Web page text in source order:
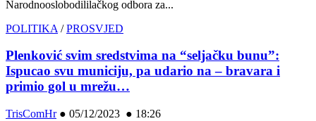
Narodnooslobodililačkog odbora za...
POLITIKA /PROSVJED
Plenković svim sredstvima na “seljačku bunu”:
Ispucao svu municiju, pa udario na – bravara i
primio gol u mrežu…
TrisComHr● 05/12/2023 ● 18:26